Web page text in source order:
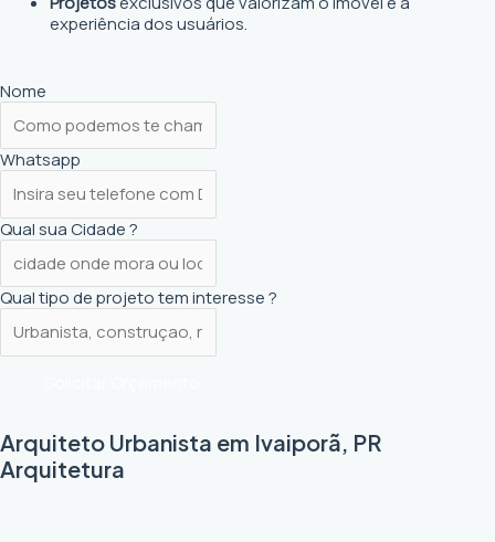
experiência dos usuários.
Nome
Whatsapp
Qual sua Cidade ?
Qual tipo de projeto tem interesse ?
Arquiteto Urbanista em Ivaiporã, PR
Arquitetura